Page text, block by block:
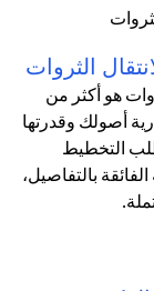
الثروات
هو أكثر من
أصولك وقدرتها
التخطيط
بالتفاصيل،